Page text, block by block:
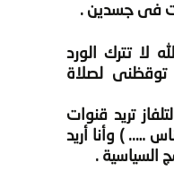
فى جسدين .
لا تترك الورد
توقظنى لصلاة
تريد قنوات
….. ) وأنا أريد
السياسية .